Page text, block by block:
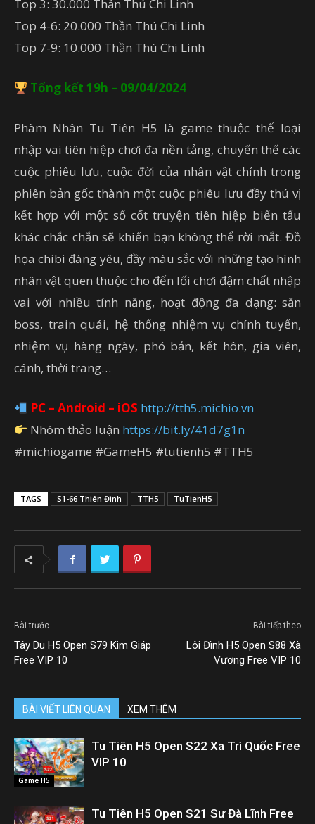
Top 3: 30.000 Thần Thú Chi Linh
Top 4-6: 20.000 Thần Thú Chi Linh
Top 7-9: 10.000 Thần Thú Chi Linh
Tổng kết 19h – 09/04/2024
Phàm Nhân Tu Tiên H5 là game thuộc thể loại
nhập vai tiên hiệp chơi đa nền tảng, chuyển thể các
cuộc phiêu lưu, cuộc đời của nhân vật chính trong
phiên bản gốc thành một cuộc phiêu lưu đầy thú vị
kết hợp với một số cốt truyện tiên hiệp biến tấu
khác chắc chắn sẽ khiến bạn không thể rời mắt. Đồ
họa chibi đáng yêu, đầy màu sắc với những tạo hình
nhân vật quen thuộc cho đến lối chơi đậm chất nhập
vai với nhiều tính năng, hoạt động đa dạng: săn
boss, train quái, hệ thống nhiệm vụ chính tuyến,
nhiệm vụ hàng ngày, phó bản, kết hôn, gia viên,
cánh, thời trang…
PC – Android – iOS http://tth5.michio.vn
Nhóm thảo luận https://bit.ly/41d7g1n
#michiogame #GameH5 #tutienh5 #TTH5
TAGS S1-66 Thiên Đình TTH5 TuTienH5
Bài trước
Tây Du H5 Open S79 Kim Giáp
Free VIP 10
Bài tiếp theo
Lôi Đình H5 Open S88 Xà
Vương Free VIP 10
BÀI VIẾT LIÊN QUAN XEM THÊM
Game H5
Tu Tiên H5 Open S22 Xa Trì Quốc Free
VIP 10
Tu Tiên H5 Open S21 Sư Đà Lĩnh Free